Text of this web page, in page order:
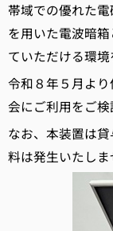
帯域での優れた
を用いた電波暗
ていただける環境
令和８年５月よ
会にご利用をご検
なお、本装置は
料は発生いたしま